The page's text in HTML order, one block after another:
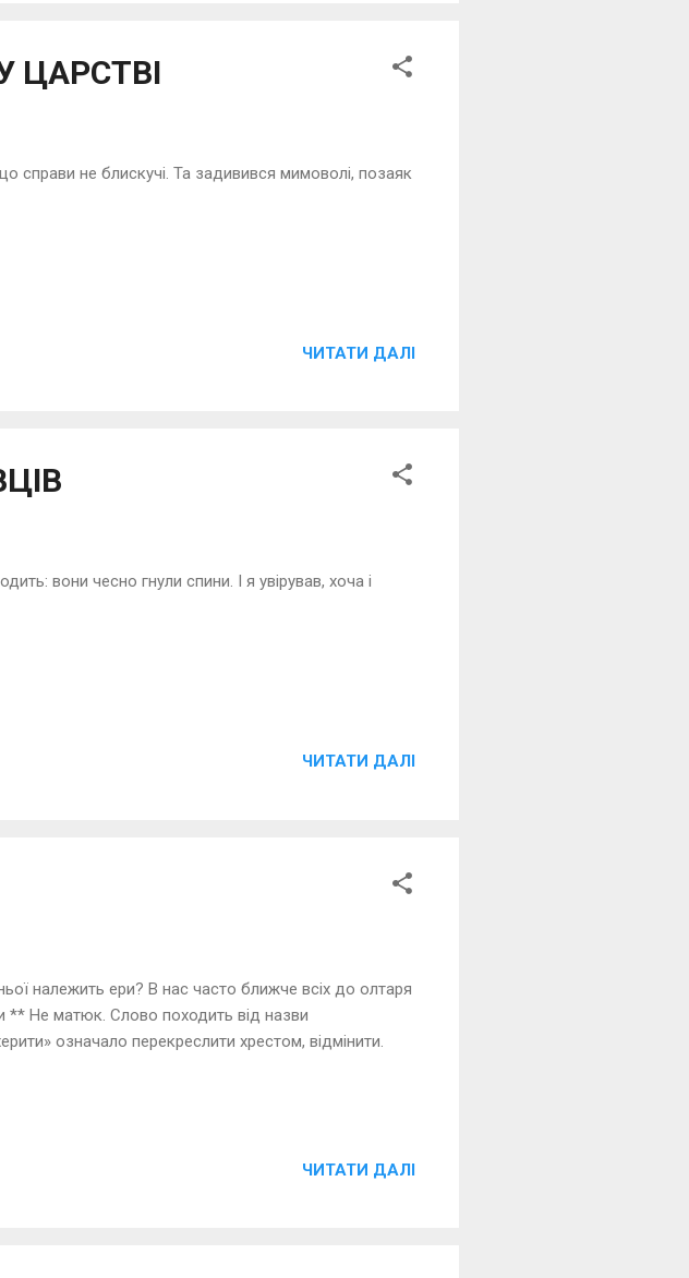
ЦАРСТВІ
справи не блискучі. Та задивився мимоволі, позаяк
ЧИТАТИ ДАЛІ
вони чесно гнули спини. І я увірував, хоча і
ЧИТАТИ ДАЛІ
належить ери? В нас часто ближче всіх до олтаря
** Не матюк. Слово походить від назви
означало перекреслити хрестом, відмінити.
ЧИТАТИ ДАЛІ